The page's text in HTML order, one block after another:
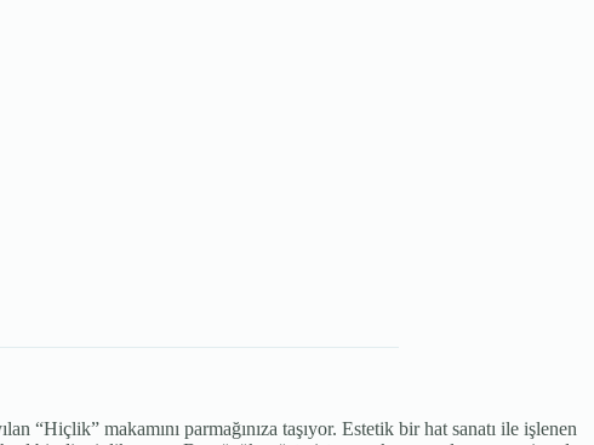
“Hiçlik” makamını parmağınıza taşıyor. Estetik bir hat sanatı ile işlenen